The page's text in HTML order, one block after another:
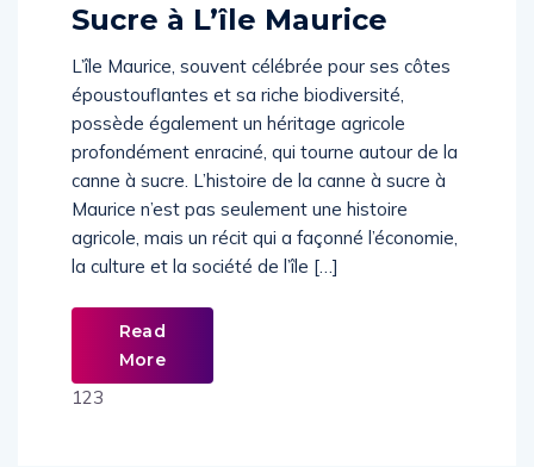
Sucre à L’île Maurice
L’île Maurice, souvent célébrée pour ses côtes
époustouflantes et sa riche biodiversité,
possède également un héritage agricole
profondément enraciné, qui tourne autour de la
canne à sucre. L’histoire de la canne à sucre à
Maurice n’est pas seulement une histoire
agricole, mais un récit qui a façonné l’économie,
la culture et la société de l’île […]
Read
More
123